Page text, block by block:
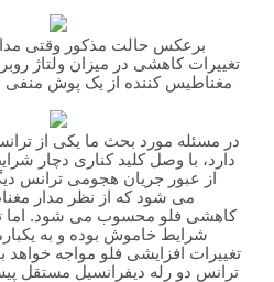
برعکس حالت مذکور وقتی
تغییرات کاهشی در میزان ولتاژ
مغناطیس کننده از یک پوش منفی
در مسئله مورد بحث ما یکی از
دارد، با وصل کلید کناری دچار
از عبور جریان هجومی ترانس
می شود که از نظر مدار
کاهشی فلو محسوب می شود. اما
شرایط خاموش بوده و به
تغییرات افزایشی فلو مواجه خواهد
ترانس دو رله دیفرانسیل مستقل